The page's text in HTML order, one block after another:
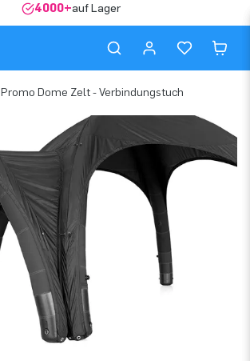
4000+auf Lager
Promo Dome Zelt - Verbindungstuch